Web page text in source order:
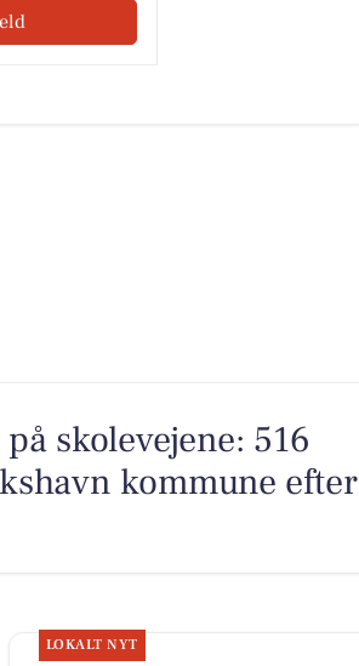
skolevejene: 516
kommune efter
LOKALT NYT